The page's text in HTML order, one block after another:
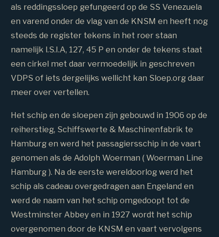
als reddingssloep gefungeerd op de SS Venezuela
en varend onder de vlag van de KNSM en heeft nog
steeds de register tekens in het roer staan
namelijk l.S.I.A, 127, 45 P en onder de tekens staat
een cirkel met daar vermoedelijk in geschreven
VDPS of iets dergelijks wellicht kan Sloep.org daar
meer over vertellen.
Het schip en de sloepen zijn gebouwd in 1906 op de
reiherstieg, Schiffswerte & Maschinenfabrik te
Hamburg en werd het passagiersschip in de vaart
genomen als de Adolph Woerman ( Woerman Line
Hamburg ). Na de eerste wereldoorlog werd het
schip als cadeau overgedragen aan Engeland en
werd de naam van het schip omgedoopt tot de
Westminster Abbey en in 1927 wordt het schip
overgenomen door de KNSM en vaart vervolgens